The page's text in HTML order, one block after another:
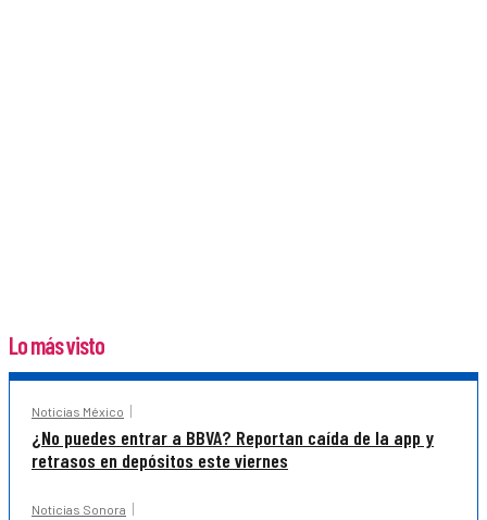
Lo más visto
Noticias México
¿No puedes entrar a BBVA? Reportan caída de la app y
retrasos en depósitos este viernes
Noticias Sonora